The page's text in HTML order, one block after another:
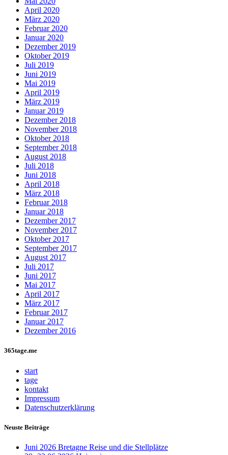
April 2020
März 2020
Februar 2020
Januar 2020
Dezember 2019
Oktober 2019
Juli 2019
Juni 2019
Mai 2019
April 2019
März 2019
Januar 2019
Dezember 2018
November 2018
Oktober 2018
September 2018
August 2018
Juli 2018
Juni 2018
April 2018
März 2018
Februar 2018
Januar 2018
Dezember 2017
November 2017
Oktober 2017
September 2017
August 2017
Juli 2017
Juni 2017
Mai 2017
April 2017
März 2017
Februar 2017
Januar 2017
Dezember 2016
365tage.me
start
tage
kontakt
Impressum
Datenschutzerklärung
Neuste Beiträge
Juni 2026 Bretagne Reise und die Stellplätze